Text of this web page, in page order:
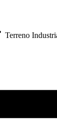
Terreno